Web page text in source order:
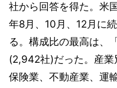
社から回答を得た。米
年8月、10月、12月に
る。構成比の最高は、
(2,942社)だった。産業
保険業、不動産業、運